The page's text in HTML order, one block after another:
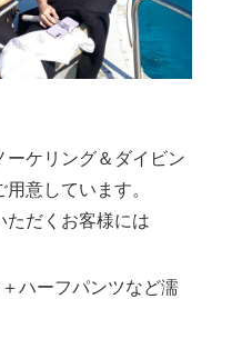
ーケリング＆ダイビン
意しています。
ただくお客様には
ハーフパンツなど濡